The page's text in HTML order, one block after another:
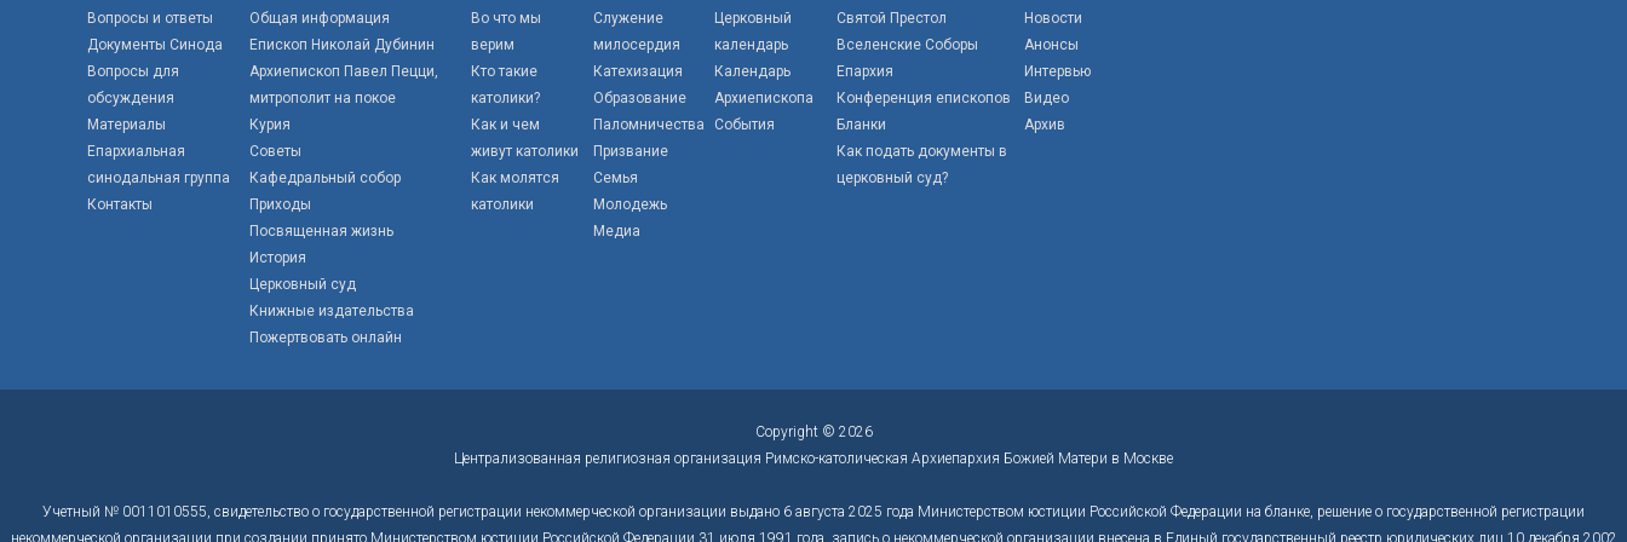
Вопросы и ответы
Документы Синода
Вопросы для
обсуждения
Материалы
Епархиальная
синодальная группа
Контакты
Общая информация
Епископ Николай Дубинин
Архиепископ Павел Пецци,
митрополит на покое
Курия
Советы
Кафедральный собор
Приходы
Посвященная жизнь
История
Церковный суд
Книжные издательства
Пожертвовать онлайн
Во что мы
верим
Кто такие
католики?
Как и чем
живут католики
Как молятся
католики
Служение
милосердия
Катехизация
Образование
Паломничества
Призвание
Семья
Молодежь
Медиа
Церковный
календарь
Календарь
Архиепископа
События
Святой Престол
Вселенские Соборы
Епархия
Конференция епископов
Бланки
Как подать документы в
церковный суд?
Новости
Анонсы
Интервью
Видео
Архив
Copyright © 2026
Централизованная религиозная организация Римско-католическая Архиепархия Божией Матери в Москве
Учетный № 0011010555, свидетельство о государственной регистрации некоммерческой организации выдано 6 августа 2025 года Министерством юстиции Российской Федерации на бланке, решение о государственной регистрации